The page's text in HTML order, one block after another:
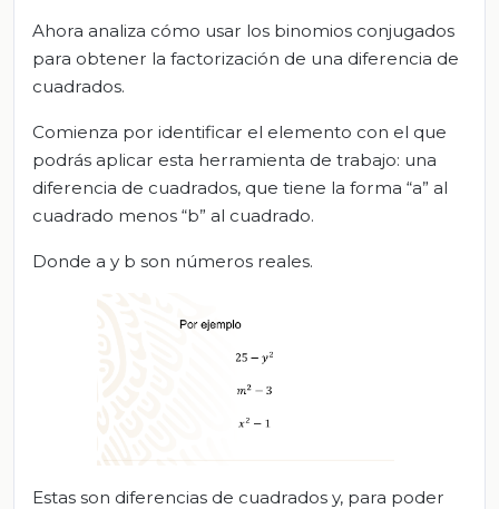
Ahora analiza cómo usar los binomios conjugados
para obtener la factorización de una diferencia de
cuadrados.
Comienza por identificar el elemento con el que
podrás aplicar esta herramienta de trabajo: una
diferencia de cuadrados, que tiene la forma “a” al
cuadrado menos “b” al cuadrado.
Donde a y b son números reales.
Estas son diferencias de cuadrados y, para poder